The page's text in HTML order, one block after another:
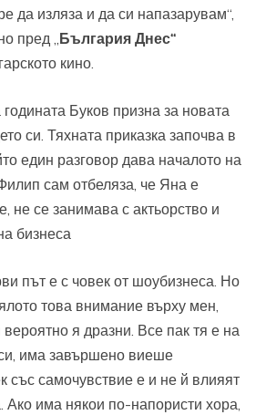
да изляза и да си напазарувам“,
пред „България Днес“
кино.
Буков призна за новата
си. Тяхната приказка започва в
един разговор дава началото на
сам отбеляза, че Яна е
не се занимава с актьорство и
бизнеса
път е с човек от шоубизнеса. Но
това внимание върху мен,
я дразни. Все пак тя е на
има завършено виеше
със самочувствие е и не й влияят
Ако има някои по-напористи хора,